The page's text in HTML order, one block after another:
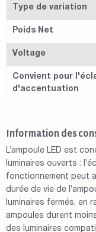
Type de variation
Poids Net
Voltage
Convient pour
d'accentuation
Information des
L’ampoule LED est
luminaires ouverts :
fonctionnement peut
durée de vie de
luminaires fermés, en
ampoules durent
des luminaires